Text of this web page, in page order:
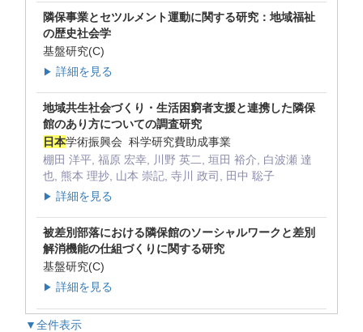
隣保事業とセツルメント運動に関する研究：地域福祉
の歴史社会学
基盤研究(C)
▶ 詳細を見る
地域共生社会づくり・生活困窮者支援と連携した隣保
館のあり方についての調査研究
日本学術振興会 科学研究費助成事業
棚田 洋平, 福原 宏幸, 川野 英二, 垣田 裕介, 白波瀬 達
也, 熊本 理抄, 山本 崇記, 寺川 政司, 田中 聡子
▶ 詳細を見る
被差別部落における隣保館のソーシャルワークと差別
解消機能の仕組づくりに関する研究
基盤研究(C)
▶ 詳細を見る
▼全件表示